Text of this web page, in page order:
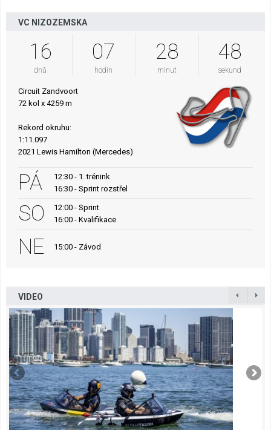
VC NIZOZEMSKA
16
dnů
07
hodin
28
minut
47
sekund
Circuit Zandvoort
72 kol x 4259 m
Rekord okruhu:
1:11.097
2021 Lewis Hamilton (Mercedes)
PÁ
12:30 - 1. trénink
16:30 - Sprint rozstřel
SO
12:00 - Sprint
16:00 - Kvalifikace
NE 15:00 - Závod
VIDEO